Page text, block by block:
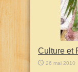
Culture et
26 mai 2010